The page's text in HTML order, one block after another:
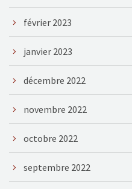
février 2023
janvier 2023
décembre 2022
novembre 2022
octobre 2022
septembre 2022